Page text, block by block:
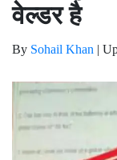
वेल्डर है
By Sohail Khan |